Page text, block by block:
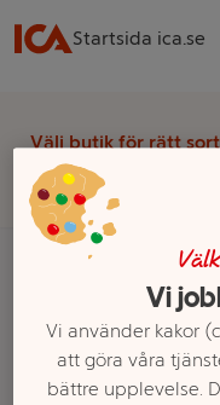
Startsida ica.se
Välj butik för rätt
Frukt & Grönt
Ett exempel på
Vi
Vi använder kakor
att göra våra
bättre upplevelse.